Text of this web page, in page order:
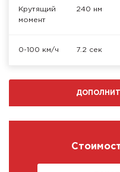
Крутящий
момент
240 нм
0-100 км/ч 7.2 сек